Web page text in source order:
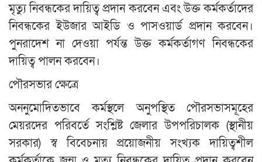
মৃত্যু নিবন্ধকের দায়িত্ব প্রদান করবেন এবং উক্ত কর্মকর্তাদের
নিবন্ধকের ইউজার আইডি ও পাসওয়ার্ড প্রদান করবেন।
পুনরাদেশ না দেওয়া পর্যন্ত উক্ত কর্মকর্তাগণ নিবন্ধকের
দায়িত্ব পালন করবেন।
পৌরসভার ক্ষেত্রে
অননুমোদিতভাবে কর্মস্থলে অনুপস্থিত পৌরসভাসমূহের
মেয়রদের পরিবর্তে সংশ্লিষ্ট জেলার উপপরিচালক (স্থানীয়
সরকার) স্ব বিবেচনায় প্রয়োজনীয় সংখ্যক দায়িত্বশীল